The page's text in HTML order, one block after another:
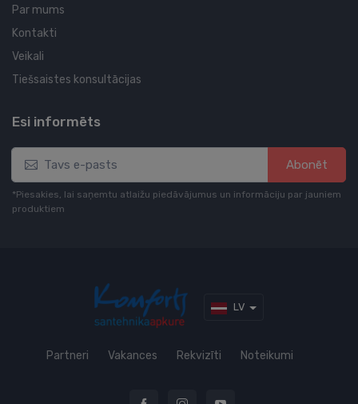
Par mums
Kontakti
Veikali
Tiešsaistes konsultācijas
Esi informēts
Abonēt
*Piesakies, lai saņemtu atlaižu piedāvājumus un informāciju par jauniem
produktiem
LV
Partneri Vakances Rekvizīti Noteikumi